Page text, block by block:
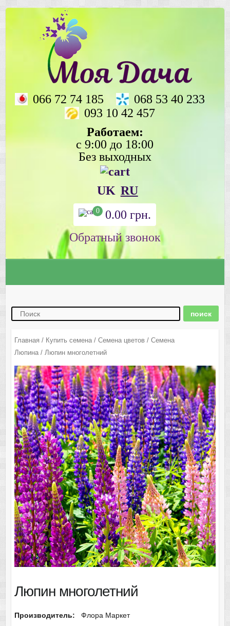
066 72 74 185
068 53 40 233
093 10 42 457
Работаем:
с 9:00 до 18:00
Без выходных
UK RU
0 0.00грн.
Главная / Купить семена/ Семена цветов/ Семена
Люпина/ Люпин многолетний
Люпин многолетний
Производитель: Флора Маркет